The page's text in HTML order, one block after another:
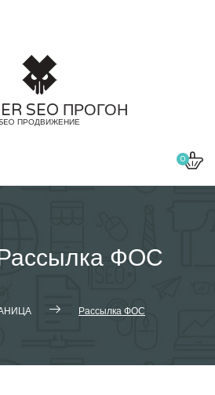
SEO ПРОГОН
SEO ПРОДВИЖЕНИЕ
0
ФОС
Рассылка ФОС